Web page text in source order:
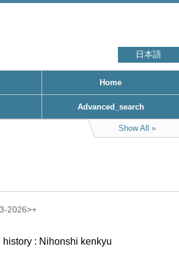
日本語
Home
Advanced_search
Show All
2026>+
: Nihonshi kenkyu